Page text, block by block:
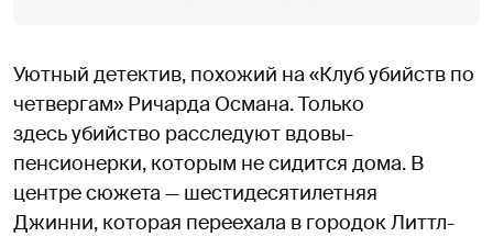
Уютный детектив, похожий на «Клуб убийств по
четвергам» Ричарда Османа. Только
здесь убийство расследуют вдовы-
пенсионерки, которым не сидится дома. В
центре сюжета — шестидесятилетняя
Джинни, которая переехала в городок Литтл-